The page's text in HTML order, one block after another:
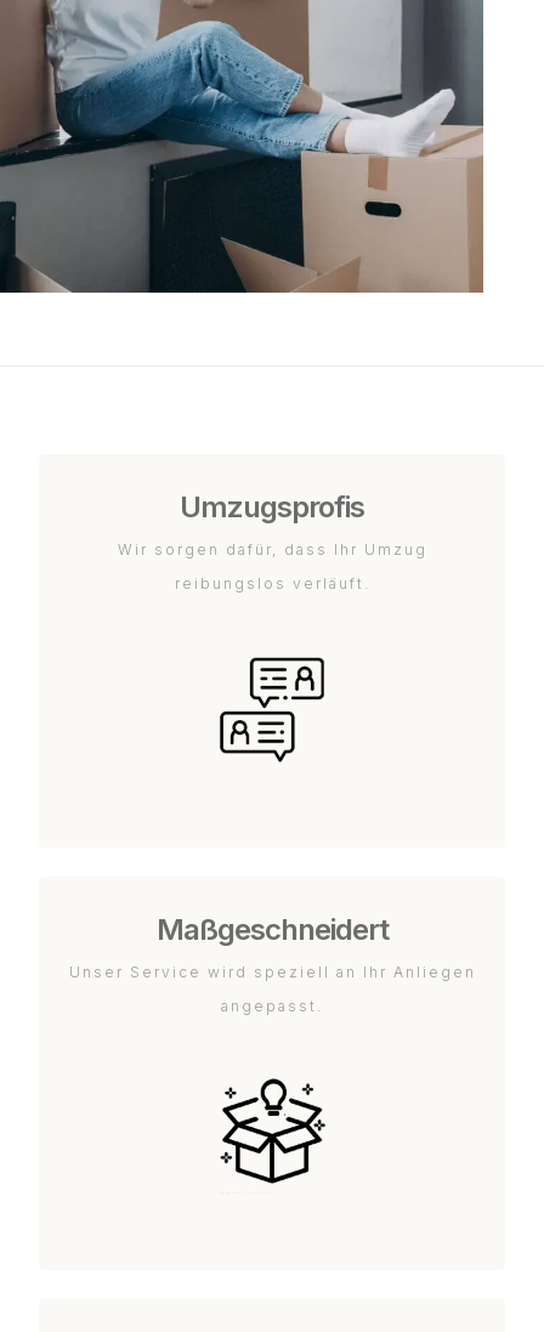
Umzugsprofis
Wir sorgen dafür, dass Ihr Umzug
reibungslos verläuft.
Maßgeschneidert
Unser Service wird speziell an Ihr Anliegen
angepasst.